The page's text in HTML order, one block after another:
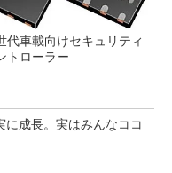
代車載向けセキュリティ
トローラー
に成長。実はみんなココ